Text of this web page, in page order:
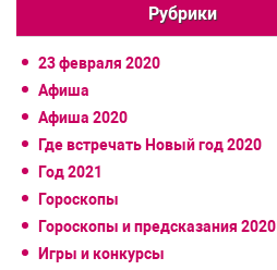
Рубрики
23 февраля 2020
Афиша
Афиша 2020
Где встречать Новый год 2020
Год 2021
Гороскопы
Гороскопы и предсказания 2020
Игры и конкурсы